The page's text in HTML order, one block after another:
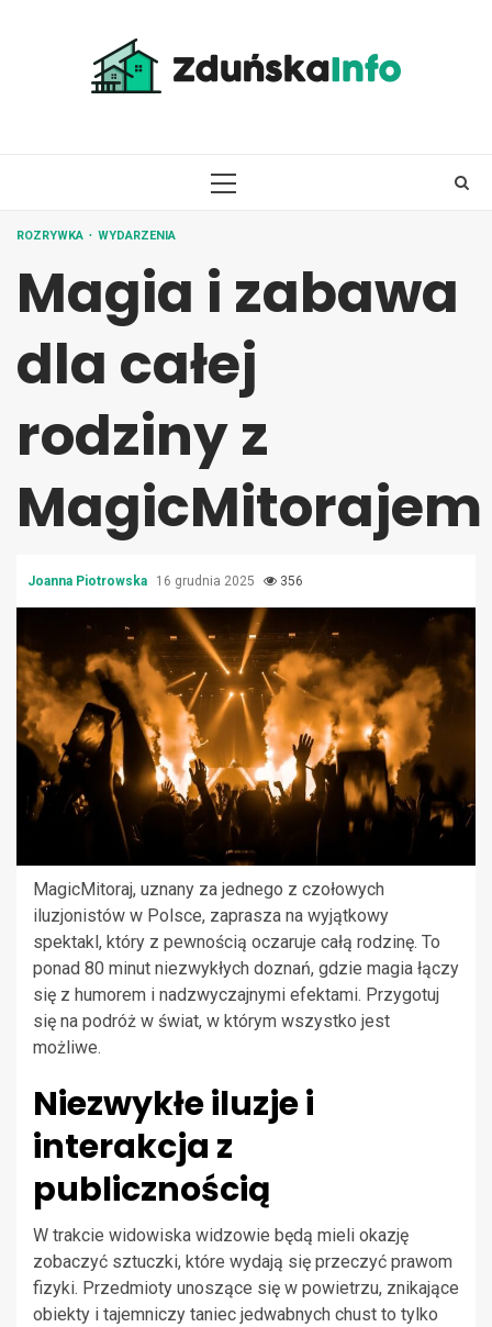
PRIMARY
ROZRYWKA WYDARZENIA
Magia i zabawa
dla całej
rodziny z
MagicMitorajem
Joanna Piotrowska 16 grudnia 2025 356
MagicMitoraj, uznany za jednego z czołowych
iluzjonistów w Polsce, zaprasza na wyjątkowy
spektakl, który z pewnością oczaruje całą rodzinę. To
ponad 80 minut niezwykłych doznań, gdzie magia łączy
się z humorem i nadzwyczajnymi efektami. Przygotuj
się na podróż w świat, w którym wszystko jest
możliwe.
Niezwykłe iluzje i
interakcja z
publicznością
W trakcie widowiska widzowie będą mieli okazję
zobaczyć sztuczki, które wydają się przeczyć prawom
fizyki. Przedmioty unoszące się w powietrzu, znikające
obiekty i tajemniczy taniec jedwabnych chust to tylko